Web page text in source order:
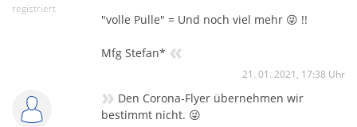
registriert
"volle Pulle" = Und noch viel mehr 😜 !!
Mfg Stefan* «
21. 01. 2021, 17:38 Uhr
» Den Corona-Flyer übernehmen wir
bestimmt nicht. 😜